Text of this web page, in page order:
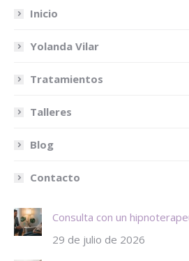
Inicio
Yolanda Vilar
Tratamientos
Talleres
Blog
Contacto
Consulta con un
29 de julio de 2026